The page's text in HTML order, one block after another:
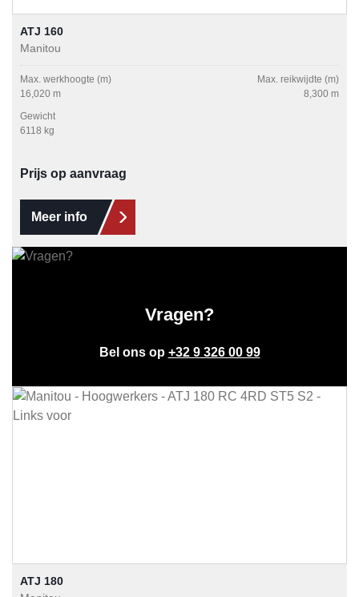
Vragen?
Bel ons op +32 9 326 00 99
ATJ 160
Manitou
Max. werkhoogte (m)
16,020 m
Max. reikwijdte (m)
8,300 m
Gewicht
6118 kg
Prijs op aanvraag
Meer info
ATJ 180